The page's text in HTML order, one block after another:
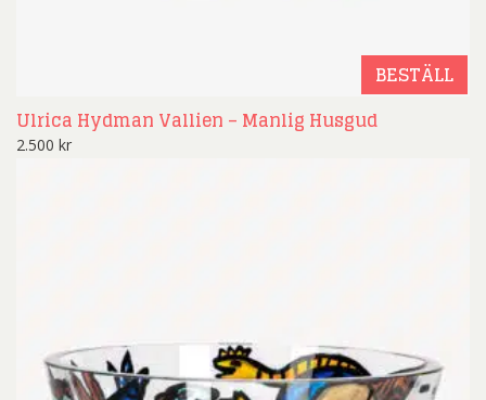
BESTÄLL
Ulrica Hydman Vallien – Manlig Husgud
2.500 kr